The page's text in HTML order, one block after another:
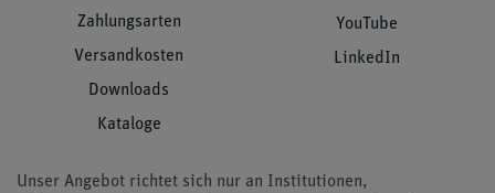
Zahlungsarten
Versandkosten
Downloads
Kataloge
YouTube
LinkedIn
Unser Angebot richtet sich nur an Institutionen,